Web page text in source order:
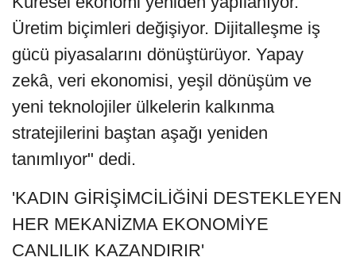
Üretim biçimleri değişiyor. Dijitalleşme iş
gücü piyasalarını dönüştürüyor. Yapay
zekâ, veri ekonomisi, yeşil dönüşüm ve
yeni teknolojiler ülkelerin kalkınma
stratejilerini baştan aşağı yeniden
tanımlıyor" dedi.
'KADIN GİRİŞİMCİLİĞİNİ DESTEKLEYEN
HER MEKANİZMA EKONOMİYE
CANLILIK KAZANDIRIR'